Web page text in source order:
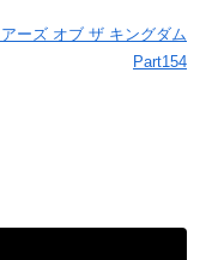
ーズ オブ ザ キングダム
Part154